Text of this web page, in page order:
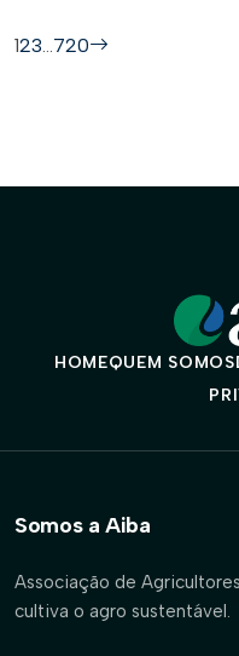
123…720
HOMEQUEM SOMOS
Somos a Aiba
Associação de
cultiva o agro sustentável.